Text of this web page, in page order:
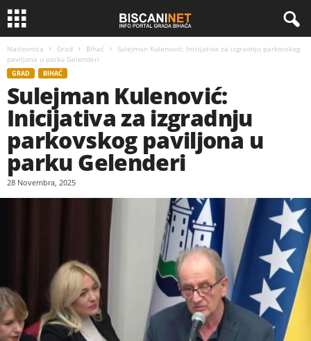
Naslovnica Grad Bihać
Sulejman Kulenović: Inicijativa za izgradnju parkovskog
paviljona u parku Gelenderi
GRAD BIHAĆ
Sulejman Kulenović:
Inicijativa za izgradnju
parkovskog paviljona u
parku Gelenderi
28 Novembra, 2025